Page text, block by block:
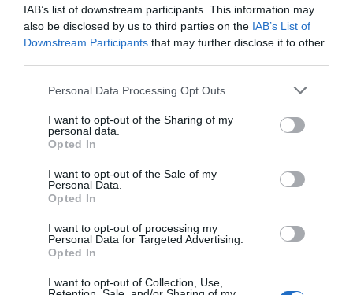
IAB’s list of downstream participants. This information may
also be disclosed by us to third parties on the IAB’s List of
Downstream Participants that may further disclose it to other
Personal Data Processing Opt Outs
I want to opt-out of the Sharing of my
personal data.
Opted In
I want to opt-out of the Sale of my
Personal Data.
Opted In
I want to opt-out of processing my
Personal Data for Targeted Advertising.
Opted In
I want to opt-out of Collection, Use,